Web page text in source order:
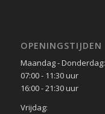
OPENINGSTIJDEN
Maandag - Donderdag:
07:00 - 11:30 uur
16:00 - 21:30 uur
Vrijdag: